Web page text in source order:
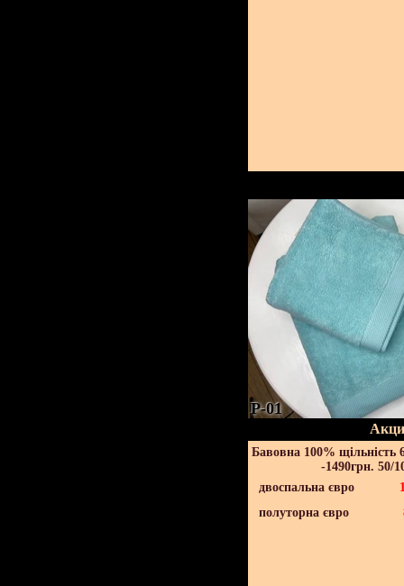
P-01
Бавовна 100% щільність
-1490грн. 50/
двоспальна євро
полуторна євро